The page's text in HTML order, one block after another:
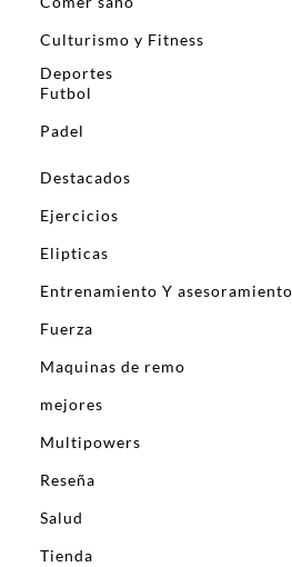
Culturismo y Fitness
Deportes
Futbol
Padel
Destacados
Ejercicios
Elipticas
Entrenamiento Y
Fuerza
Maquinas de remo
mejores
Multipowers
Reseña
Salud
Tienda